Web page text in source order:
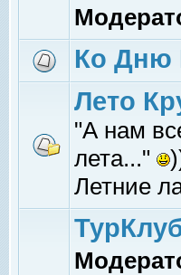
Ко Дню
Лето
"А нам
лета..."
Летние